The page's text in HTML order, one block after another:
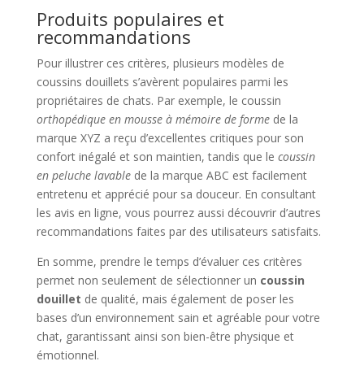
Produits populaires et
recommandations
Pour illustrer ces critères, plusieurs modèles de
coussins douillets s’avèrent populaires parmi les
propriétaires de chats. Par exemple, le coussin
orthopédique en mousse à mémoire de formede la
marque XYZ a reçu d’excellentes critiques pour son
confort inégalé et son maintien, tandis que le coussin
en peluche lavablede la marque ABC est facilement
entretenu et apprécié pour sa douceur. En consultant
les avis en ligne, vous pourrez aussi découvrir d’autres
recommandations faites par des utilisateurs satisfaits.
En somme, prendre le temps d’évaluer ces critères
permet non seulement de sélectionner un coussin
douillet de qualité, mais également de poser les
bases d’un environnement sain et agréable pour votre
chat, garantissant ainsi son bien-être physique et
émotionnel.